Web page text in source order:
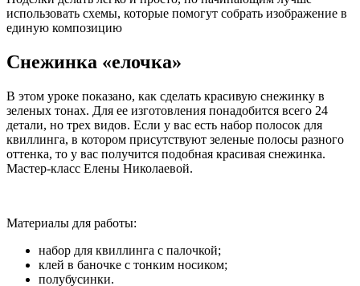
использовать схемы, которые помогут собрать изображение в
единую композицию
Снежинка «елочка»
В этом уроке показано, как сделать красивую снежинку в
зеленых тонах. Для ее изготовления понадобится всего 24
детали, но трех видов. Если у вас есть набор полосок для
квиллинга, в котором присутствуют зеленые полосы разного
оттенка, то у вас получится подобная красивая снежинка.
Мастер-класс Елены Николаевой.
Материалы для работы:
набор для квиллинга с палочкой;
клей в баночке с тонким носиком;
полубусинки.